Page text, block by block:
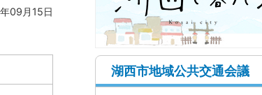
09月15日
湖西市地域公共交通会議